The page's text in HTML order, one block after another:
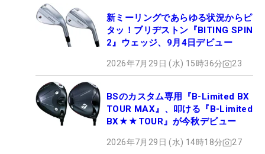
新ミーリングであらゆる状況からピ
タッ！ブリヂストン『BITING SPIN
2』ウェッジ、9月4日デビュー
2026年7月29日 (水) 15時36分 23
BSのカスタム専用『B-Limited BX
TOUR MAX』、叩ける『B-Limited
BX★★TOUR』が今秋デビュー
2026年7月29日 (水) 14時18分 27